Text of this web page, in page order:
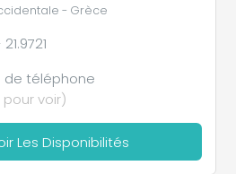
- Grèce
de téléphone
voir)
Les Disponibilités